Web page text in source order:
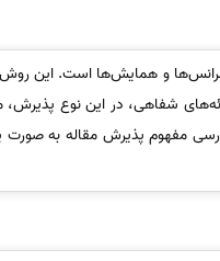
و همایش‌ها است. این
شفاهی، در این نوع پذیرش،
مفهوم پذیرش مقاله به صورت